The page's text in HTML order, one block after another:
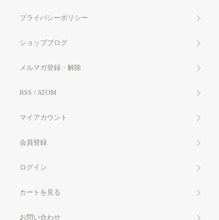
プライバシーポリシー
ショップブログ
メルマガ登録・解除
RSS / ATOM
マイアカウント
会員登録
ログイン
カートを見る
お問い合わせ